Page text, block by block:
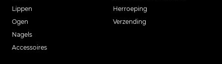
Lippen
Ogen
Nagels
Accessoires
Herroeping
Verzending